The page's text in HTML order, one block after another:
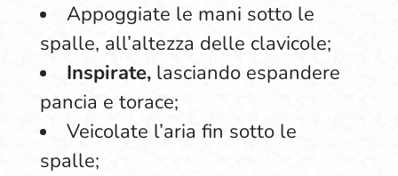
Appoggiate le mani sotto le
spalle, all’altezza delle clavicole;
Inspirate, lasciando espandere
pancia e torace;
Veicolate l’aria fin sotto le
spalle;